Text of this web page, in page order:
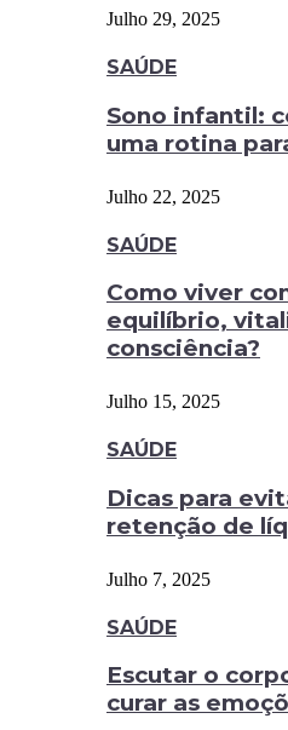
Julho 29, 2025
SAÚDE
Sono infantil:
uma rotina
Julho 22, 2025
SAÚDE
Como viver
equilíbrio,
consciência?
Julho 15, 2025
SAÚDE
Dicas para
retenção de
Julho 7, 2025
SAÚDE
Escutar o
curar as